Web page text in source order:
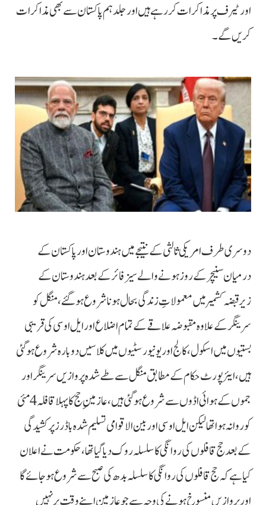
اور ٹیرف پر مذاکرات کررہے ہیں اور جلد ہم پاکستان سے بھی مذاکرات
کریں گے۔
دوسری طرف امریکی ثالثی کے نتیجے میں ہندوستان اور پاکستان کے
درمیان سنیچر کے روز ہونے والے سیز فائر کے بعد ہندوستان کے
زیرقبضہ کشمیر میں معمولاتِ زندگی بحال ہونا شروع ہوگئے، منگل کو
سرینگر کے علاوہ مقبوضہ علاقے کے تمام اضلاع اور ایل او سی کی قریبی
بستیوں میں اسکول، کالج اور یونیورسٹیوں میں کلاسیں دوبارہ شروع ہوگئی
ہیں، ایئر پورٹ حکام کے مطابق منگل سے طے شدہ پروازیں سرینگر اور
جموں کے ہوائی اڈوں سے شروع ہوگئی ہیں، عازمینِ حج کا پہلا قافلہ 4 مئی
کو روانہ ہوا تھا لیکن ایل او سی اور بین الاقوامی تسلیم شدہ باڈرز پر کشیدگی
کے بعد حج قافلوں کی روانگی کا سلسلہ روک دیا گیا تھا، حکومت نے اعلان
کیا ہے کہ حج قافلوں کی روانگی کا سلسلہ بدھ کی صبح سے شروع ہوجائے گا